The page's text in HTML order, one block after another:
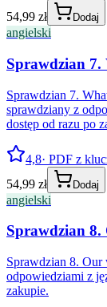
54,99 zł
Dodaj
angielski
Sprawdzian 7.
Sprawdzian 7.
sprawdziany z
dostęp od razu po
4,8· PDF z
54,99 zł
Dodaj
angielski
Sprawdzian
Sprawdzian 8.
odpowiedziami z
zakupie.